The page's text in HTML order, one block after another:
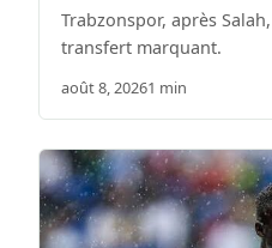
Trabzonspor, après
transfert marquant.
août 8, 20261 min